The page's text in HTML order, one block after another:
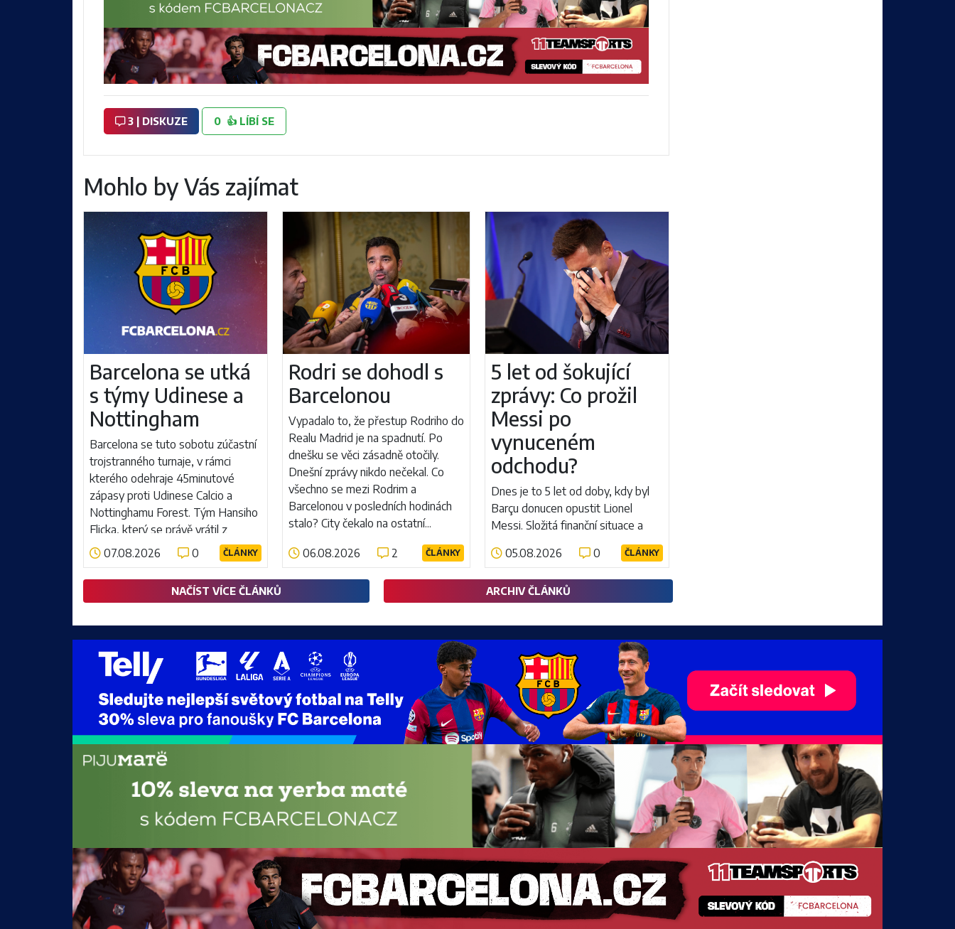
3 | DISKUZE 0 👍 LÍBÍ SE
Mohlo by Vás zajímat
Barcelona se utká
s týmy Udinese a
Nottingham
Barcelona se tuto sobotu zúčastní
trojstranného turnaje, v rámci
kterého odehraje 45minutové
zápasy proti Udinese Calcio a
Nottinghamu Forest. Tým Hansiho
Flicka, který se právě vrátil z
předsezónního soustředění v...
07.08.2026 0 ČLÁNKY
Číst více
Rodri se dohodl s
Barcelonou
Vypadalo to, že přestup Rodriho do
Realu Madrid je na spadnutí. Po
dnešku se věci zásadně otočily.
Dnešní zprávy nikdo nečekal. Co
všechno se mezi Rodrim a
Barcelonou v posledních hodinách
stalo? City čekalo na ostatní...
06.08.2026 2 ČLÁNKY
Číst více
5 let od šokující
zprávy: Co prožil
Messi po
vynuceném
odchodu?
Dnes je to 5 let od doby, kdy byl
Barçu donucen opustit Lionel
Messi. Složitá finanční situace a
přísná pravidla LaLigy ukončily
nejúspěšnější éru v historii klubu. Co
prožil od této bolestivé události?
Od chybějící...
05.08.2026 0 ČLÁNKY
Číst více
NAČÍST VÍCE ČLÁNKŮ ARCHIV ČLÁNKŮ